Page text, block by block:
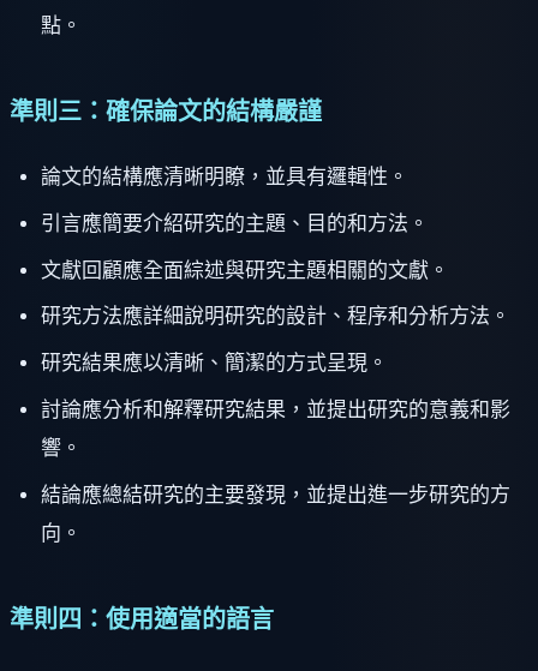
點。
準則三：確保論文的結構嚴謹
論文的結構應清晰明瞭，並具有邏輯性。
引言應簡要介紹研究的主題、目的和方法。
文獻回顧應全面綜述與研究主題相關的文獻。
研究方法應詳細說明研究的設計、程序和分析方法。
研究結果應以清晰、簡潔的方式呈現。
討論應分析和解釋研究結果，並提出研究的意義和影
響。
結論應總結研究的主要發現，並提出進一步研究的方
向。
準則四：使用適當的語言